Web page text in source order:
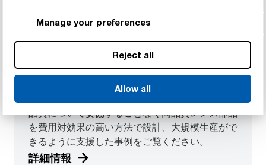
Manage your preferences
Reject all
Allow all
品質について妥協することなく高品質レンズ部品
を費用対効果の高い方法で設計、大規模生産がで
きるように支援した事例をご覧ください。
詳細情報